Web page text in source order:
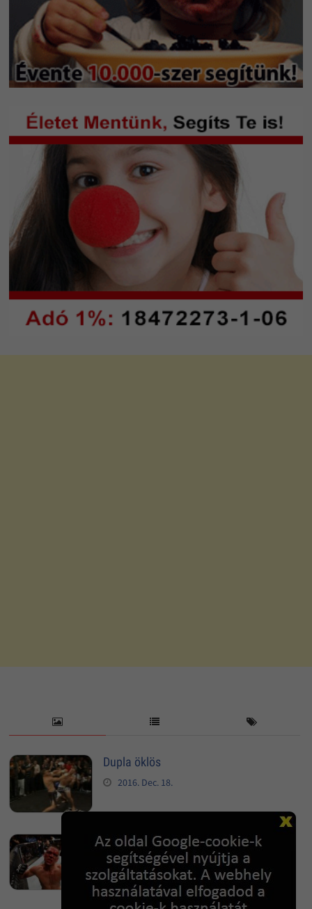
Dupla öklös
2016. Dec. 18.
Ketrecharc, kemény meccs után
2016. Dec. 18.